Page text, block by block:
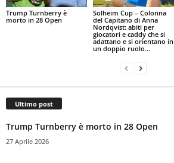
Trump Turnberry è
morto in 28 Open
Solheim Cup – Colonna
del Capitano di Anna
Nordqvist: abiti per
giocatori e caddy che si
adattano e si orientano in
un doppio ruolo...
Ultimo post
Trump Turnberry è morto in 28 Open
27 Aprile 2026